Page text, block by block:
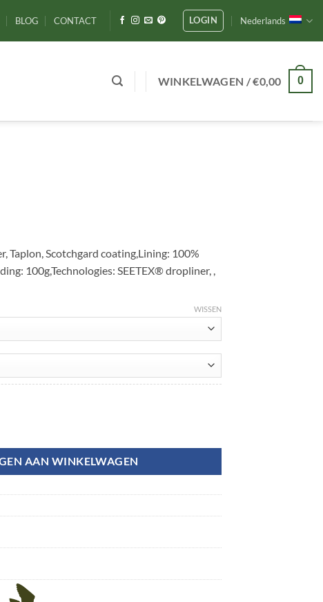
BLOG CONTACT LOGIN Nederlands
WINKELWAGEN /€0,00 0
Taplon, Scotchgard coating,Lining: 100%
100g,Technologies: SEETEX® dropliner, ,
WISSEN
AAN WINKELWAGEN